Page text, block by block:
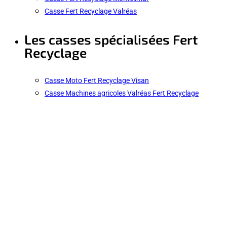
Casse Fert Recyclage Valréas
Les casses spécialisées Fert
Recyclage
Casse Moto Fert Recyclage Visan
Casse Machines agricoles Valréas Fert Recyclage